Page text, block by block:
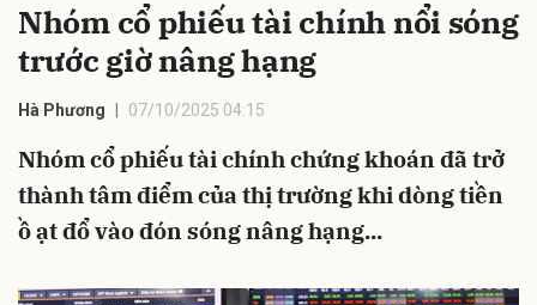
Nhóm cổ phiếu tài chính nổi sóng
trước giờ nâng hạng
Hà Phương 07/10/2025 04:15
Nhóm cổ phiếu tài chính chứng khoán đã trở
thành tâm điểm của thị trường khi dòng tiền
ồ ạt đổ vào đón sóng nâng hạng...
Hủy